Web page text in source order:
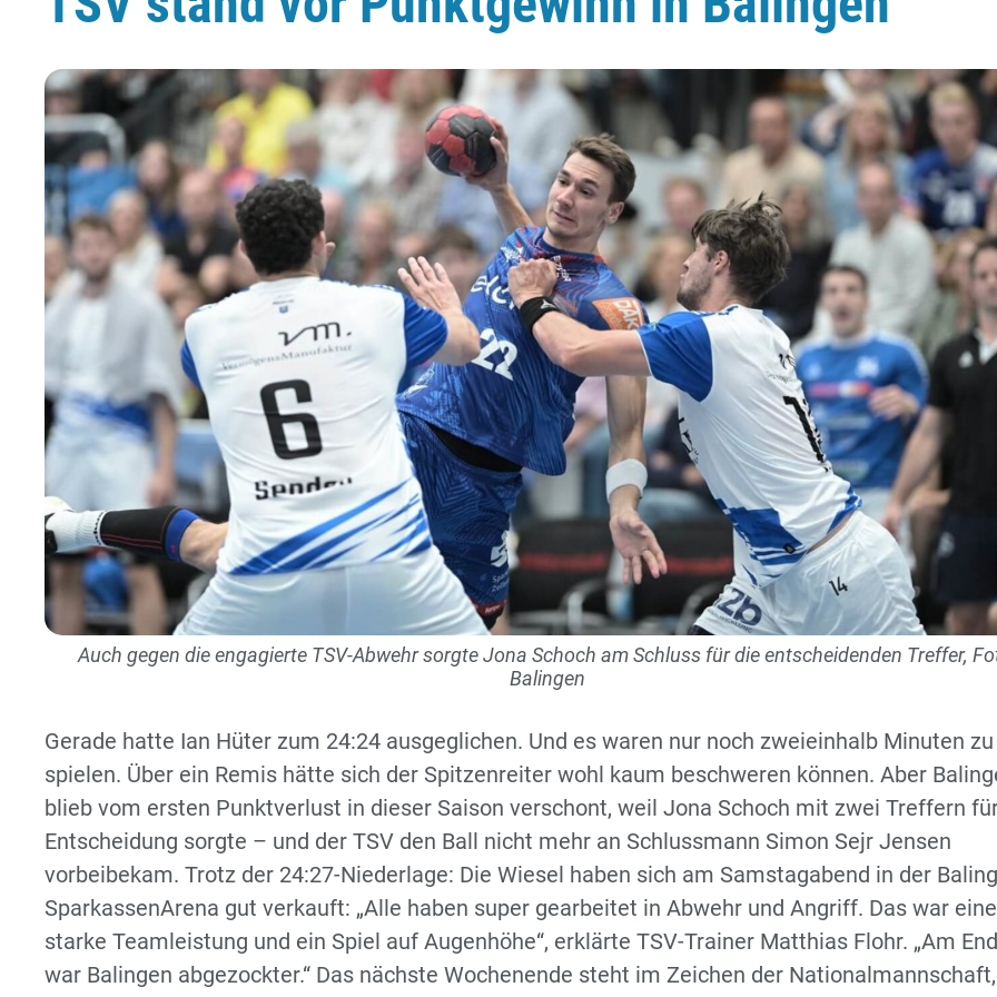
Auch gegen die engagierte TSV-Abwehr sorgte Jona Schoch am Schluss für die entscheidenden Treffer,
Balingen
Gerade hatte Ian Hüter zum 24:24 ausgeglichen. Und es waren nur noch zweieinhalb Minuten zu
spielen. Über ein Remis hätte sich der Spitzenreiter wohl kaum beschweren können. Aber
blieb vom ersten Punktverlust in dieser Saison verschont, weil Jona Schoch mit zwei Treffern
Entscheidung sorgte – und der TSV den Ball nicht mehr an Schlussmann Simon Sejr Jensen
vorbeibekam. Trotz der 24:27-Niederlage: Die Wiesel haben sich am Samstagabend in der
SparkassenArena gut verkauft: „Alle haben super gearbeitet in Abwehr und Angriff. Das war eine
starke Teamleistung und ein Spiel auf Augenhöhe“, erklärte TSV-Trainer Matthias Flohr. „Am
war Balingen abgezockter.“ Das nächste Wochenende steht im Zeichen der Nationalmannschaft,